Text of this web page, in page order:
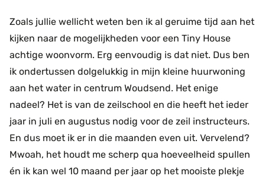
Zoals jullie wellicht weten ben ik al geruime tijd aan het
kijken naar de mogelijkheden voor een Tiny House
achtige woonvorm. Erg eenvoudig is dat niet. Dus ben
ik ondertussen dolgelukkig in mijn kleine huurwoning
aan het water in centrum Woudsend. Het enige
nadeel? Het is van de zeilschool en die heeft het ieder
jaar in juli en augustus nodig voor de zeil instructeurs.
En dus moet ik er in die maanden even uit. Vervelend?
Mwoah, het houdt me scherp qua hoeveelheid spullen
én ik kan wel 10 maand per jaar op het mooiste plekje